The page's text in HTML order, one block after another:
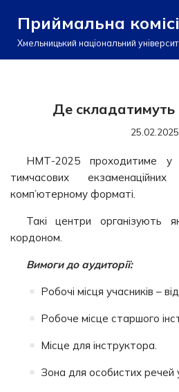
Перейти
Приймальна
Хмельницький національний
Де
25.02.2025
НМТ-2025 проходитиме у
тимчасових
комп’ютерному форматі.
Такі центри організують
кордоном.
Вимоги до аудиторії:
Робочі місця учасників –
Робоче місце старшого
Місце для інструктора.
Зона для особистих речей